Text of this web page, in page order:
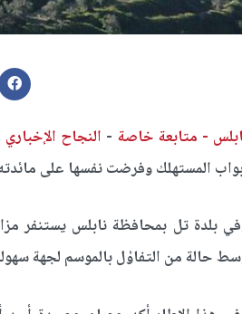
- متابعة خاصة - النجاح
المستهلك وفرضت نفسها على
بلدة تل بمحافظة نابلس يستنفر
حالة من التفاؤل بالموسم لجهة